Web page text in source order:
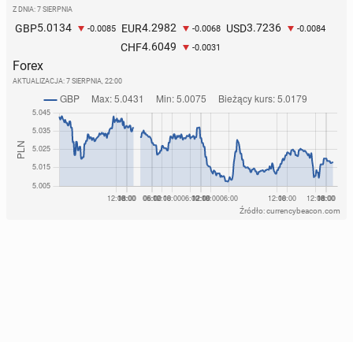
Z DNIA: 7 SIERPNIA
GBP5.0134 -0.0085 EUR4.2982 -0.0068 USD3.7236 -0.0084
CHF4.6049 -0.0031
Forex
AKTUALIZACJA: 7 SIERPNIA, 22:00
Źródło: currencybeacon.com